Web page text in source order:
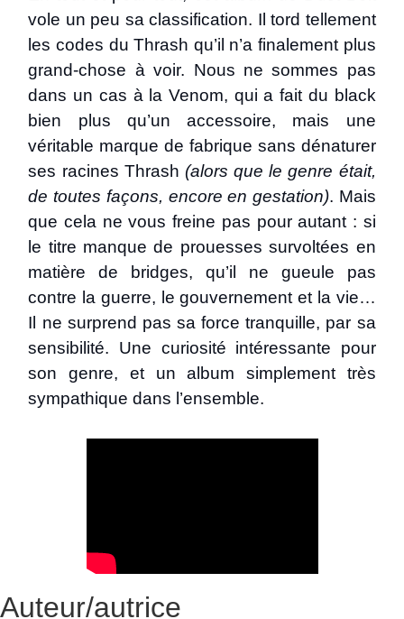
vole un peu sa classification. Il tord tellement
les codes du Thrash qu’il n’a finalement plus
grand-chose à voir. Nous ne sommes pas
dans un cas à la Venom, qui a fait du black
bien plus qu’un accessoire, mais une
véritable marque de fabrique sans dénaturer
ses racines Thrash (alors que le genre était,
de toutes façons, encore en gestation). Mais
que cela ne vous freine pas pour autant : si
le titre manque de prouesses survoltées en
matière de bridges, qu’il ne gueule pas
contre la guerre, le gouvernement et la vie…
Il ne surprend pas sa force tranquille, par sa
sensibilité. Une curiosité intéressante pour
son genre, et un album simplement très
sympathique dans l’ensemble.
Auteur/autrice